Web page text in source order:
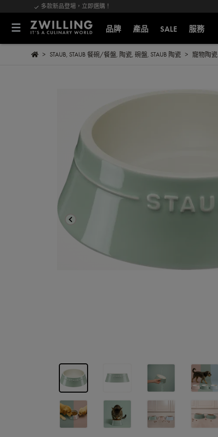
多款新品登場，立即選購！
品牌 產品 SALE 服務
STAUB, STAUB 餐碗/餐盤, 陶瓷, 碗盤, STAUB 陶瓷 寵物陶